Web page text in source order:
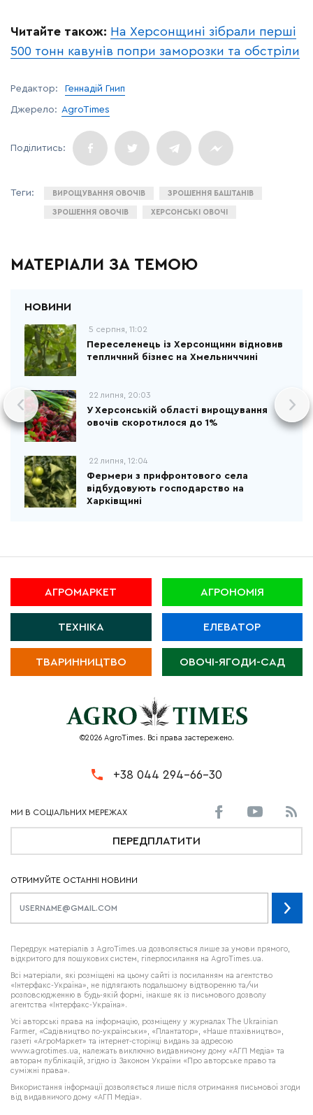
Читайте також: На Херсонщині зібрали перші
500 тонн кавунів попри заморозки та обстріли
Редактор: Геннадій Гнип
Джерело: AgroTimes
ВИРОЩУВАННЯ ОВОЧІВ ЗРОШЕННЯ БАШТАНІВ
ЗРОШЕННЯ ОВОЧІВ ХЕРСОНСЬКІ ОВОЧІ
МАТЕРІАЛИ ЗА ТЕМОЮ
5 серпня, 11:02
Переселенець із Херсонщини відновив
тепличний бізнес на Хмельниччині
22 липня, 20:03
У Херсонській області вирощування
овочів скоротилося до 1%
22 липня, 12:04
Фермери з прифронтового села
відбудовують господарство на
Харківщині
АГРОМАРКЕТ АГРОНОМІЯ
ТЕХНІКА ЕЛЕВАТОР
ТВАРИННИЦТВО ОВОЧІ-ЯГОДИ-САД
©2026 AgroTimes. Всі права застережено.
+38 044 294-66-30
ПЕРЕДПЛАТИТИ
ОТРИМУЙТЕ ОСТАННІ НОВИНИ
Передрук матеріалів з AgroTimes.ua дозволяється лише за умови прямого,
відкритого для пошукових систем, гіперпосилання на AgroTimes.ua.
Всі матеріали, які розміщені на цьому сайті із посиланням на агентство
«Інтерфакс-Україна», не підлягають подальшому відтворенню та/чи
розповсюдженню в будь-якій формі, інакше як із письмового дозволу
агентства «Інтерфакс-Україна».
Усі авторські права на інформацію, розміщену у журналах The Ukrainian
Farmer, «Садівництво по-українськи», «Плантатор», «Наше птахівництво»,
газеті «АгроМаркет» та інтернет-сторінці видань за адресою
www.agrotimes.ua, належать виключно видавничому дому «АГП Медіа» та
авторам публікацій, згідно із Законом України «Про авторське право та
суміжні права».
Використання інформації дозволяється лише після отримання письмової згоди
від видавничого дому «АГП Медіа».